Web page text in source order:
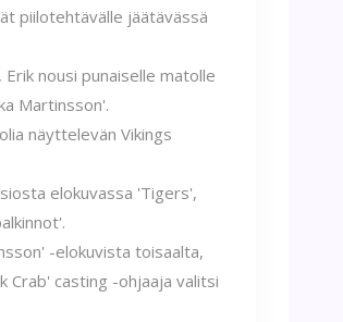
piilotehtävälle jäätävässä
nousi punaiselle matolle
Martinsson'.
näyttelevän Vikings
elokuvassa 'Tigers',
-elokuvista toisaalta,
Crab' casting -ohjaaja valitsi